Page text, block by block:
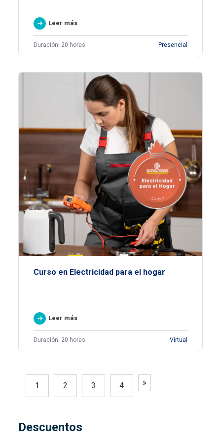
Leer más
Duración: 20 horas Presencial
Curso en Electricidad para el hogar
Leer más
Duración: 20 horas Virtual
1 2 3 4 »
Descuentos